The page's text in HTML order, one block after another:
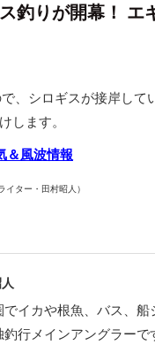
釣りが開幕！
、シロギスが接岸し
します。
＆風波情報
イター・田村昭人）
でイカや根魚、バス、
行メインアングラーで